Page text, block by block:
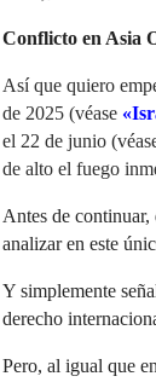
Conflicto en Asia
Así que quiero
de 2025 (véase
el 22 de junio
de alto el fuego
Antes de continuar,
analizar en este
Y simplemente
derecho
Pero, al igual que